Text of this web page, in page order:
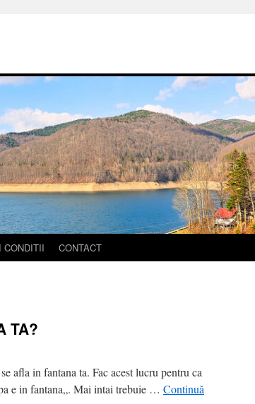
CONDITII CONTACT
TA?
afla in fantana ta. Fac acest lucru pentru ca
e in fantana„. Mai intai trebuie … Continuă